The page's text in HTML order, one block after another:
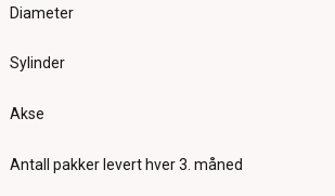
Diameter
Sylinder
Akse
Antall pakker levert hver 3. måned